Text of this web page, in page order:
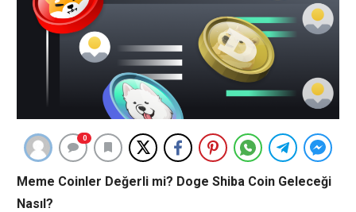
0
Meme Coinler Değerli mi? Doge Shiba Coin Geleceği
Nasıl?